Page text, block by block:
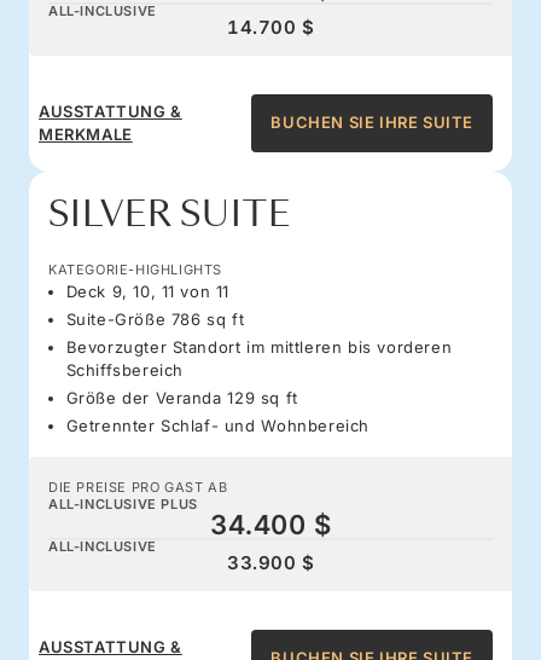
ALL-INCLUSIVE
14.700 $
AUSSTATTUNG &
MERKMALE
BUCHEN SIE IHRE SUITE
SILVER SUITE
KATEGORIE-HIGHLIGHTS
Deck 9, 10, 11 von 11
Suite-Größe 786 sq ft
Bevorzugter Standort im mittleren bis vorderen
Schiffsbereich
Größe der Veranda 129 sq ft
Getrennter Schlaf- und Wohnbereich
DIE PREISE PRO GAST AB
ALL-INCLUSIVE PLUS
34.400 $
ALL-INCLUSIVE
33.900 $
AUSSTATTUNG &